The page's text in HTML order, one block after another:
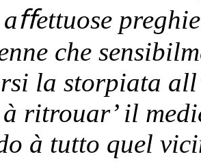
aﬀettuose
che
la storpiata
ritrouar’ il
à tutto quel